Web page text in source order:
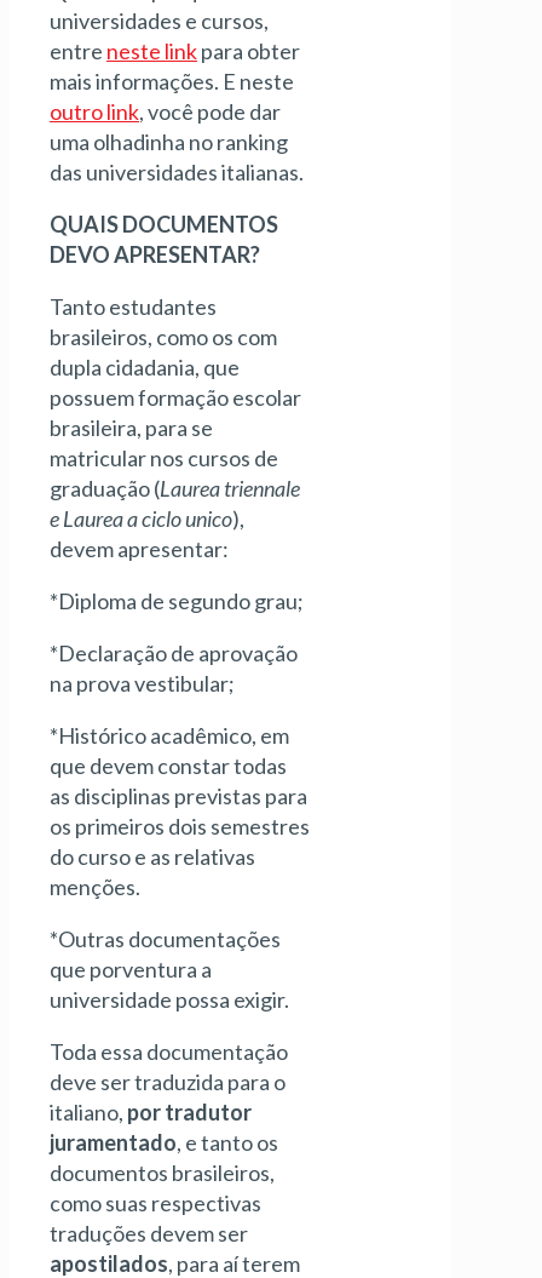
universidades e cursos,
entre neste linkpara obter
mais informações. E neste
outro link, você pode dar
uma olhadinha no ranking
das universidades italianas.
QUAIS DOCUMENTOS
DEVO APRESENTAR?
Tanto estudantes
brasileiros, como os com
dupla cidadania, que
possuem formação escolar
brasileira, para se
matricular nos cursos de
graduação (Laurea triennale
e Laurea a ciclo unico),
devem apresentar:
*Diploma de segundo grau;
*Declaração de aprovação
na prova vestibular;
*Histórico acadêmico, em
que devem constar todas
as disciplinas previstas para
os primeiros dois semestres
do curso e as relativas
menções.
*Outras documentações
que porventura a
universidade possa exigir.
Toda essa documentação
deve ser traduzida para o
italiano, por tradutor
juramentado, e tanto os
documentos brasileiros,
como suas respectivas
traduções devem ser
apostilados, para aí terem